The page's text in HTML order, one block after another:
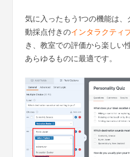
気に入ったもう1つの機能は
動採点付きのインタラクティ
き、教室での評価から楽しい
あらゆるものに最適です。